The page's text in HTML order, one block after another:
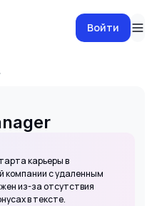
Войти
карьеры в
компании с удаленным
из-за отсутствия
в тексте.